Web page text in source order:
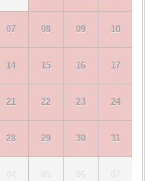
07 08 09 10
14 15 16 17
21 22 23 24
28 29 30 31
05 06